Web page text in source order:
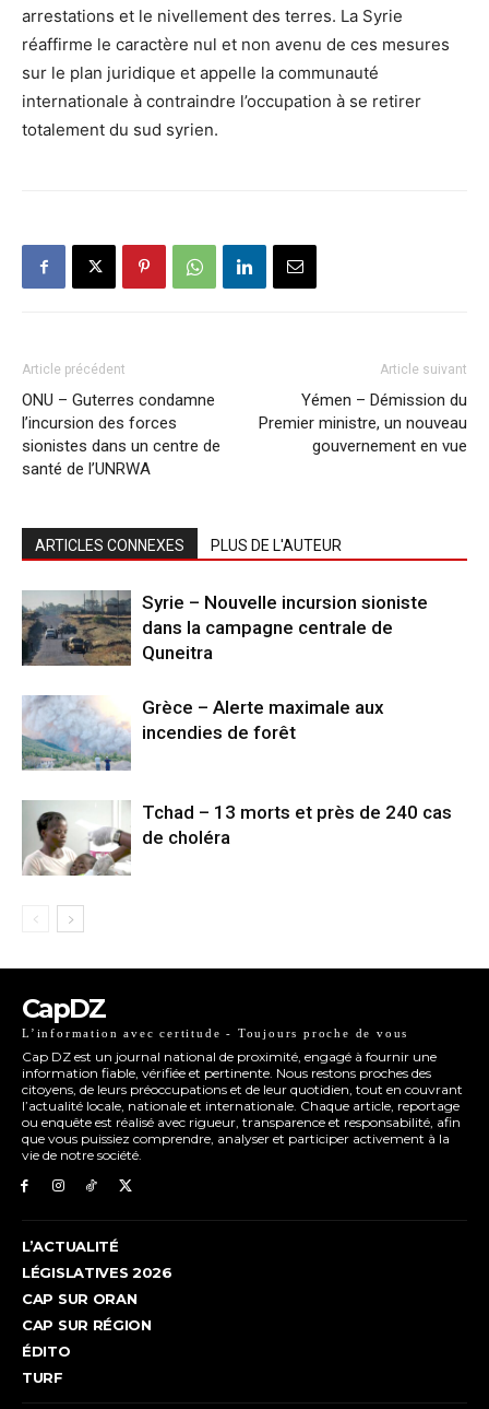
arrestations et le nivellement des terres. La Syrie
réaffirme le caractère nul et non avenu de ces mesures
sur le plan juridique et appelle la communauté
internationale à contraindre l’occupation à se retirer
totalement du sud syrien.
Article précédent
ONU – Guterres condamne
l’incursion des forces
sionistes dans un centre de
santé de l’UNRWA
Article suivant
Yémen – Démission du
Premier ministre, un nouveau
gouvernement en vue
ARTICLES CONNEXES PLUS DE L'AUTEUR
Syrie – Nouvelle incursion sioniste
dans la campagne centrale de
Quneitra
Grèce – Alerte maximale aux
incendies de forêt
Tchad – 13 morts et près de 240 cas
de choléra
CapDZ
L’information avec certitude - Toujours proche de vous
Cap DZ est un journal national de proximité, engagé à fournir une
information fiable, vérifiée et pertinente. Nous restons proches des
citoyens, de leurs préoccupations et de leur quotidien, tout en couvrant
l’actualité locale, nationale et internationale. Chaque article, reportage
ou enquête est réalisé avec rigueur, transparence et responsabilité, afin
que vous puissiez comprendre, analyser et participer activement à la
vie de notre société.
L’ACTUALITÉ
LÉGISLATIVES 2026
CAP SUR ORAN
CAP SUR RÉGION
ÉDITO
TURF